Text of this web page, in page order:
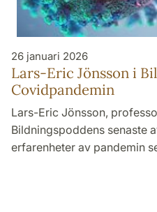
26 januari 2026
Lars-Eric Jönsson i
Covidpandemin
Lars-Eric Jönsson,
Bildningspoddens senaste
erfarenheter av pandemin